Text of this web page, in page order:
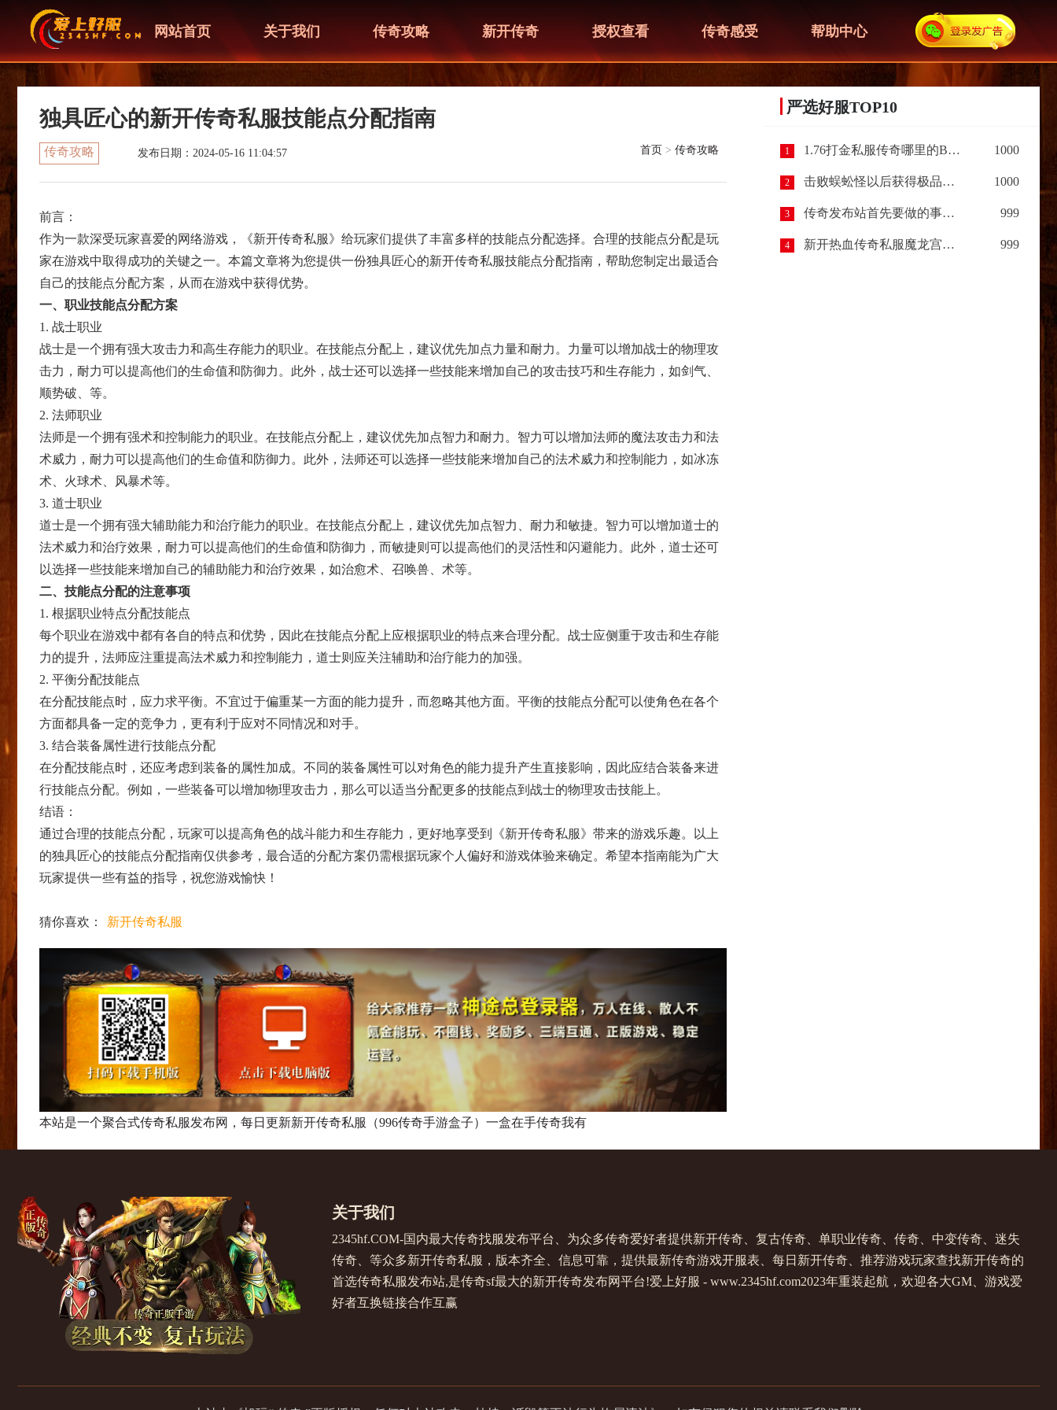
网站首页 关于我们 传奇攻略 新开传奇 授权查看 传奇感受 帮助中心
独具匠心的新开传奇私服技能点分配指南
传奇攻略 发布日期：2024-05-16 11:04:57 首页 >传奇攻略
前言：
作为一款深受玩家喜爱的网络游戏，《新开传奇私服》给玩家们提供了丰富多样的技能点分配选择。合理的技能点分配是玩
家在游戏中取得成功的关键之一。本篇文章将为您提供一份独具匠心的新开传奇私服技能点分配指南，帮助您制定出最适合
自己的技能点分配方案，从而在游戏中获得优势。
一、职业技能点分配方案
1. 战士职业
战士是一个拥有强大攻击力和高生存能力的职业。在技能点分配上，建议优先加点力量和耐力。力量可以增加战士的物理攻
击力，耐力可以提高他们的生命值和防御力。此外，战士还可以选择一些技能来增加自己的攻击技巧和生存能力，如剑气、
顺势破、等。
2. 法师职业
法师是一个拥有强术和控制能力的职业。在技能点分配上，建议优先加点智力和耐力。智力可以增加法师的魔法攻击力和法
术威力，耐力可以提高他们的生命值和防御力。此外，法师还可以选择一些技能来增加自己的法术威力和控制能力，如冰冻
术、火球术、风暴术等。
3. 道士职业
道士是一个拥有强大辅助能力和治疗能力的职业。在技能点分配上，建议优先加点智力、耐力和敏捷。智力可以增加道士的
法术威力和治疗效果，耐力可以提高他们的生命值和防御力，而敏捷则可以提高他们的灵活性和闪避能力。此外，道士还可
以选择一些技能来增加自己的辅助能力和治疗效果，如治愈术、召唤兽、术等。
二、技能点分配的注意事项
1. 根据职业特点分配技能点
每个职业在游戏中都有各自的特点和优势，因此在技能点分配上应根据职业的特点来合理分配。战士应侧重于攻击和生存能
力的提升，法师应注重提高法术威力和控制能力，道士则应关注辅助和治疗能力的加强。
2. 平衡分配技能点
在分配技能点时，应力求平衡。不宜过于偏重某一方面的能力提升，而忽略其他方面。平衡的技能点分配可以使角色在各个
方面都具备一定的竞争力，更有利于应对不同情况和对手。
3. 结合装备属性进行技能点分配
在分配技能点时，还应考虑到装备的属性加成。不同的装备属性可以对角色的能力提升产生直接影响，因此应结合装备来进
行技能点分配。例如，一些装备可以增加物理攻击力，那么可以适当分配更多的技能点到战士的物理攻击技能上。
结语：
通过合理的技能点分配，玩家可以提高角色的战斗能力和生存能力，更好地享受到《新开传奇私服》带来的游戏乐趣。以上
的独具匠心的技能点分配指南仅供参考，最合适的分配方案仍需根据玩家个人偏好和游戏体验来确定。希望本指南能为广大
玩家提供一些有益的指导，祝您游戏愉快！
猜你喜欢： 新开传奇私服
本站是一个聚合式传奇私服发布网，每日更新新开传奇私服（996传奇手游盒子）一盒在手传奇我有
严选好服TOP10
1 1.76打金私服传奇哪里的BOSS最容易爆出装备呢？ 1000
2 击败蜈蚣怪以后获得极品装备，让我惊喜（下篇） 1000
3 传奇发布站首先要做的事情？ 999
4 新开热血传奇私服魔龙宫殿开启规则以及进入条件 999
关于我们
2345hf.COM-国内最大传奇找服发布平台、为众多传奇爱好者提供新开传奇、复古传奇、单职业传奇、传奇、中变传奇、迷失
传奇、等众多新开传奇私服，版本齐全、信息可靠，提供最新传奇游戏开服表、每日新开传奇、推荐游戏玩家查找新开传奇的
首选传奇私服发布站,是传奇sf最大的新开传奇发布网平台!爱上好服 - www.2345hf.com2023年重装起航，欢迎各大GM、游戏爱
好者互换链接合作互赢